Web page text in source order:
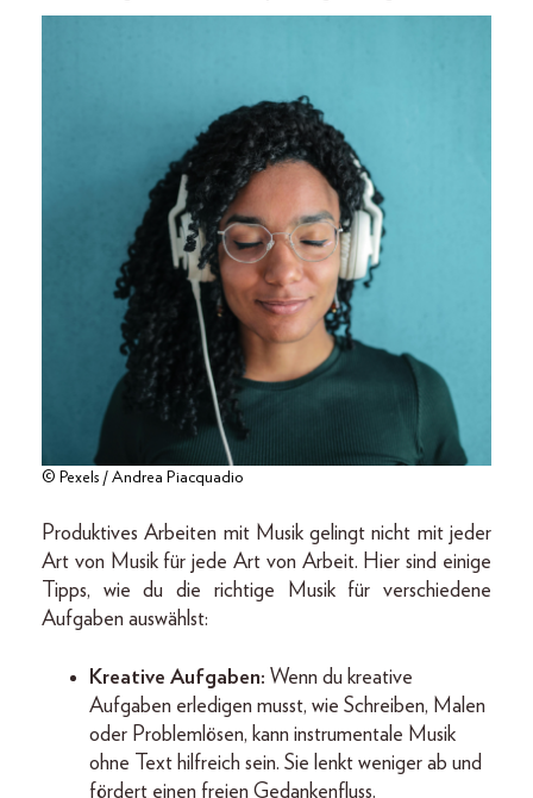
© Pexels / Andrea Piacquadio
Produktives Arbeiten mit Musik gelingt nicht mit jeder
Art von Musik für jede Art von Arbeit. Hier sind einige
Tipps, wie du die richtige Musik für verschiedene
Aufgaben auswählst:
Kreative Aufgaben: Wenn du kreative
Aufgaben erledigen musst, wie Schreiben, Malen
oder Problemlösen, kann instrumentale Musik
ohne Text hilfreich sein. Sie lenkt weniger ab und
fördert einen freien Gedankenfluss.